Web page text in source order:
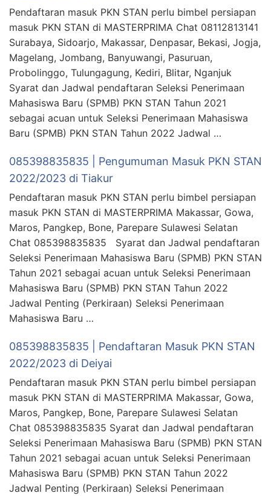
Pendaftaran masuk PKN STAN perlu bimbel persiapan
masuk PKN STAN di MASTERPRIMA Chat 08112813141
Surabaya, Sidoarjo, Makassar, Denpasar, Bekasi, Jogja,
Magelang, Jombang, Banyuwangi, Pasuruan,
Probolinggo, Tulungagung, Kediri, Blitar, Nganjuk
Syarat dan Jadwal pendaftaran Seleksi Penerimaan
Mahasiswa Baru (SPMB) PKN STAN Tahun 2021
sebagai acuan untuk Seleksi Penerimaan Mahasiswa
Baru (SPMB) PKN STAN Tahun 2022 Jadwal …
085398835835 | Pengumuman Masuk PKN STAN
2022/2023 di Tiakur
Pendaftaran masuk PKN STAN perlu bimbel persiapan
masuk PKN STAN di MASTERPRIMA Makassar, Gowa,
Maros, Pangkep, Bone, Parepare Sulawesi Selatan
Chat 085398835835 Syarat dan Jadwal pendaftaran
Seleksi Penerimaan Mahasiswa Baru (SPMB) PKN STAN
Tahun 2021 sebagai acuan untuk Seleksi Penerimaan
Mahasiswa Baru (SPMB) PKN STAN Tahun 2022
Jadwal Penting (Perkiraan) Seleksi Penerimaan
Mahasiswa Baru …
085398835835 | Pendaftaran Masuk PKN STAN
2022/2023 di Deiyai
Pendaftaran masuk PKN STAN perlu bimbel persiapan
masuk PKN STAN di MASTERPRIMA Makassar, Gowa,
Maros, Pangkep, Bone, Parepare Sulawesi Selatan
Chat 085398835835 Syarat dan Jadwal pendaftaran
Seleksi Penerimaan Mahasiswa Baru (SPMB) PKN STAN
Tahun 2021 sebagai acuan untuk Seleksi Penerimaan
Mahasiswa Baru (SPMB) PKN STAN Tahun 2022
Jadwal Penting (Perkiraan) Seleksi Penerimaan